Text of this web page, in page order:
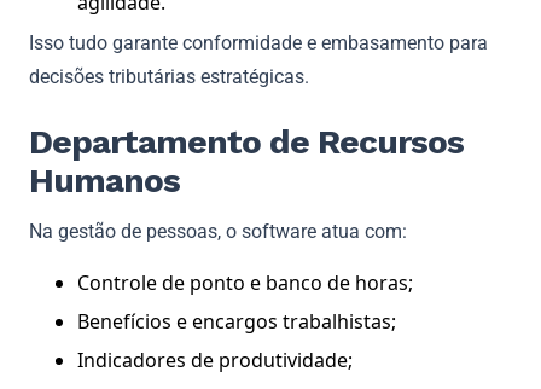
Isso tudo garante conformidade e embasamento para
decisões tributárias estratégicas.
Departamento de Recursos
Humanos
Na gestão de pessoas, o software atua com:
Controle de ponto e banco de horas;
Benefícios e encargos trabalhistas;
Indicadores de produtividade;